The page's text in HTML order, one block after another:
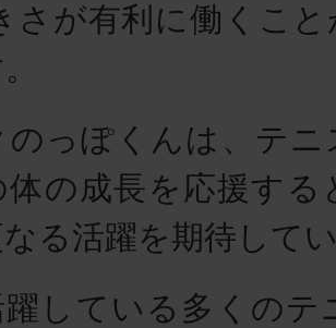
さが有利に働くこ
のっぽくんは、テ
の成長を応援する
る活躍を期待して
している多くのテ